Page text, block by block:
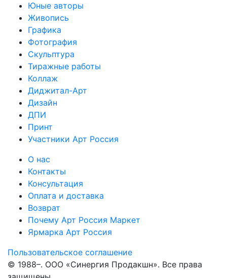
Юные авторы
Живопись
Графика
Фотография
Скульптура
Тиражные работы
Коллаж
Диджитал-Арт
Дизайн
ДПИ
Принт
Участники Арт Россия
О нас
Контакты
Консультация
Оплата и доставка
Возврат
Почему Арт Россия Маркет
Ярмарка Арт Россия
Пользовательское соглашение
© 1988–. ООО «Синергия Продакшн». Все права